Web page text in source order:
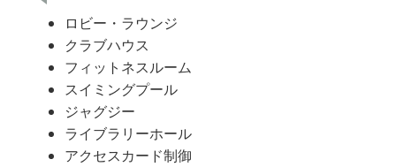
ロビー・ラウンジ
クラブハウス
フィットネスルーム
スイミングプール
ジャグジー
ライブラリーホール
アクセスカード制御